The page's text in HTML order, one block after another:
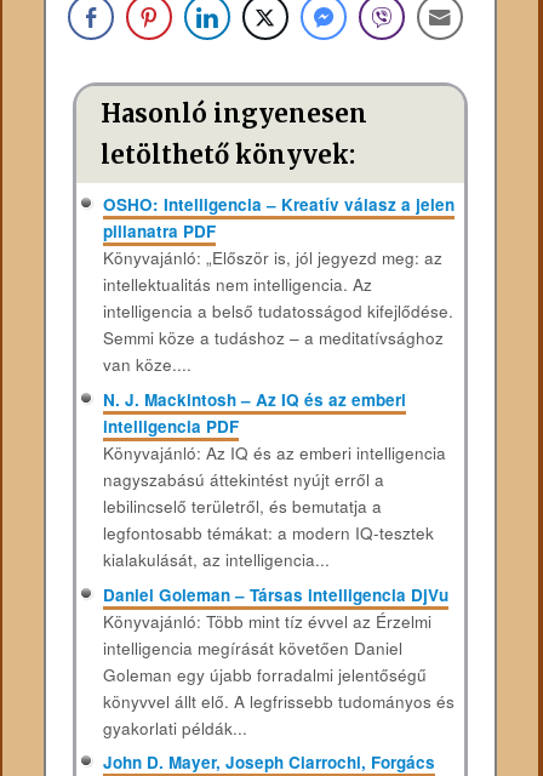
Hasonló ingyenesen
letölthető könyvek:
OSHO: Intelligencia – Kreatív válasz a jelen
pillanatra PDF
Könyvajánló: „Először is, jól jegyezd meg: az
intellektualitás nem intelligencia. Az
intelligencia a belső tudatosságod kifejlődése.
Semmi köze a tudáshoz – a meditatívsághoz
van köze....
N. J. Mackintosh – Az IQ és az emberi
intelligencia PDF
Könyvajánló: Az IQ és az emberi intelligencia
nagyszabású áttekintést nyújt erről a
lebilincselő területről, és bemutatja a
legfontosabb témákat: a modern IQ-tesztek
kialakulását, az intelligencia...
Daniel Goleman – Társas intelligencia DjVu
Könyvajánló: Több mint tíz évvel az Érzelmi
intelligencia megírását követően Daniel
Goleman egy újabb forradalmi jelentőségű
könyvvel állt elő. A legfrissebb tudományos és
gyakorlati példák...
John D. Mayer, Joseph Ciarrochi, Forgács